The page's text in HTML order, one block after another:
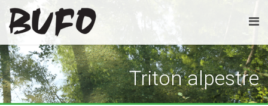
Triton alpestre